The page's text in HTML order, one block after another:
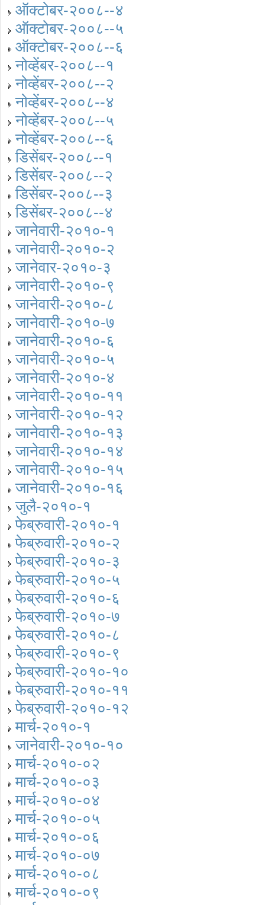
ऑक्टोबर-२००८--४
ऑक्टोबर-२००८--५
ऑक्टोबर-२००८--६
नोव्हेंबर-२००८--१
नोव्हेंबर-२००८--२
नोव्हेंबर-२००८--४
नोव्हेंबर-२००८--५
नोव्हेंबर-२००८--६
डिसेंबर-२००८--१
डिसेंबर-२००८--२
डिसेंबर-२००८--३
डिसेंबर-२००८--४
जानेवारी-२०१०-१
जानेवारी-२०१०-२
जानेवार-२०१०-३
जानेवारी-२०१०-९
जानेवारी-२०१०-८
जानेवारी-२०१०-७
जानेवारी-२०१०-६
जानेवारी-२०१०-५
जानेवारी-२०१०-४
जानेवारी-२०१०-११
जानेवारी-२०१०-१२
जानेवारी-२०१०-१३
जानेवारी-२०१०-१४
जानेवारी-२०१०-१५
जानेवारी-२०१०-१६
जुलै-२०१०-१
फेब्रुवारी-२०१०-१
फेब्रुवारी-२०१०-२
फेब्रुवारी-२०१०-३
फेब्रुवारी-२०१०-५
फेब्रुवारी-२०१०-६
फेब्रुवारी-२०१०-७
फेब्रुवारी-२०१०-८
फेब्रुवारी-२०१०-९
फेब्रुवारी-२०१०-१०
फेब्रुवारी-२०१०-११
फेब्रुवारी-२०१०-१२
मार्च-२०१०-१
जानेवारी-२०१०-१०
मार्च-२०१०-०२
मार्च-२०१०-०३
मार्च-२०१०-०४
मार्च-२०१०-०५
मार्च-२०१०-०६
मार्च-२०१०-०७
मार्च-२०१०-०८
मार्च-२०१०-०९